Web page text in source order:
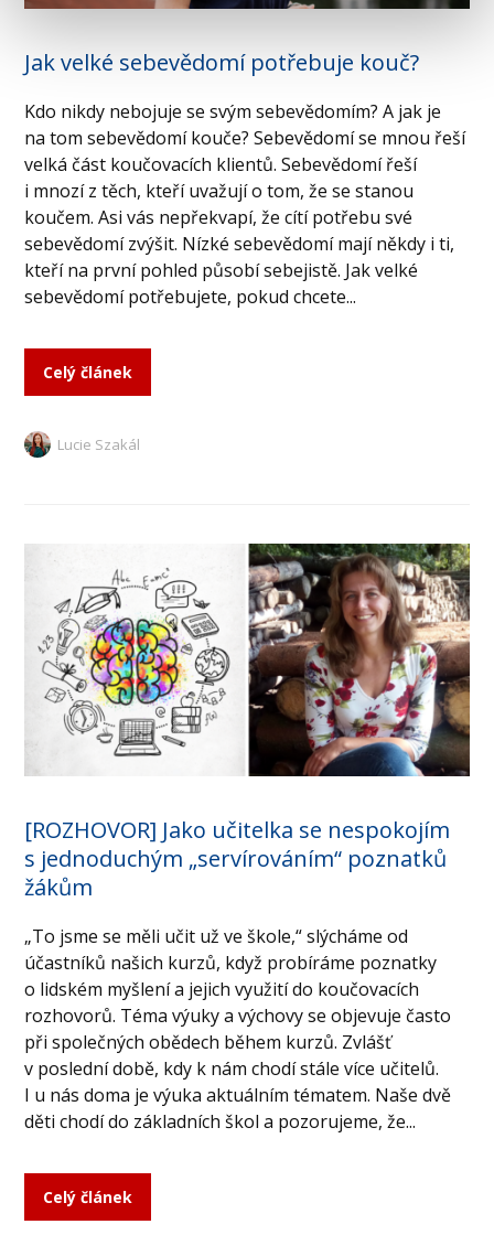
Jak velké sebevědomí potřebuje kouč?
Kdo nikdy nebojuje se svým sebevědomím? A jak je
na tom sebevědomí kouče? Sebevědomí se mnou řeší
velká část koučovacích klientů. Sebevědomí řeší
i mnozí z těch, kteří uvažují o tom, že se stanou
koučem. Asi vás nepřekvapí, že cítí potřebu své
sebevědomí zvýšit. Nízké sebevědomí mají někdy i ti,
kteří na první pohled působí sebejistě. Jak velké
sebevědomí potřebujete, pokud chcete...
Celý článek
Lucie Szakál
[ROZHOVOR] Jako učitelka se nespokojím
s jednoduchým „servírováním“ poznatků
žákům
„To jsme se měli učit už ve škole,“ slýcháme od
účastníků našich kurzů, když probíráme poznatky
o lidském myšlení a jejich využití do koučovacích
rozhovorů. Téma výuky a výchovy se objevuje často
při společných obědech během kurzů. Zvlášť
v poslední době, kdy k nám chodí stále více učitelů.
I u nás doma je výuka aktuálním tématem. Naše dvě
děti chodí do základních škol a pozorujeme, že...
Celý článek